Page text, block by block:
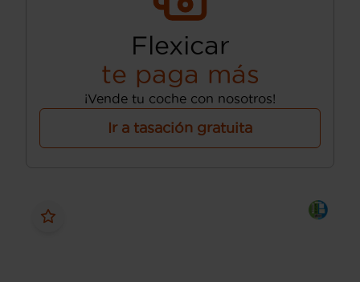
Flexicar
te paga más
¡Vende tu coche con nosotros!
Ir a tasación gratuita